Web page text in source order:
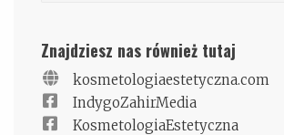
Znajdziesz nas również tutaj
kosmetologiaestetyczna.com
IndygoZahirMedia
KosmetologiaEstetyczna